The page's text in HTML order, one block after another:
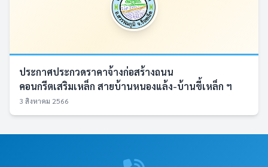
ประกาศประกวดราคาจ้างก่อสร้างถนน
คอนกรีตเสริมเหล็ก สายบ้านหนองแล้ง-บ้านขี้เหล็ก ฯ
3 สิงหาคม 2566